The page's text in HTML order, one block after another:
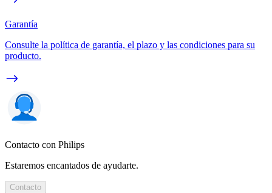
Garantía
Consulte la política de garantía, el plazo y las condiciones para su
producto.
Contacto con Philips
Estaremos encantados de ayudarte.
Contacto